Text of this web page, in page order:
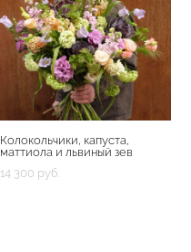
Колокольчики, капуста,
маттиола и львиный зев
14 300 pуб.